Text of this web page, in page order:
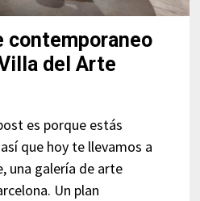
contemporaneo
del Arte
es porque estás
que hoy te llevamos a
una galería de arte
Un plan